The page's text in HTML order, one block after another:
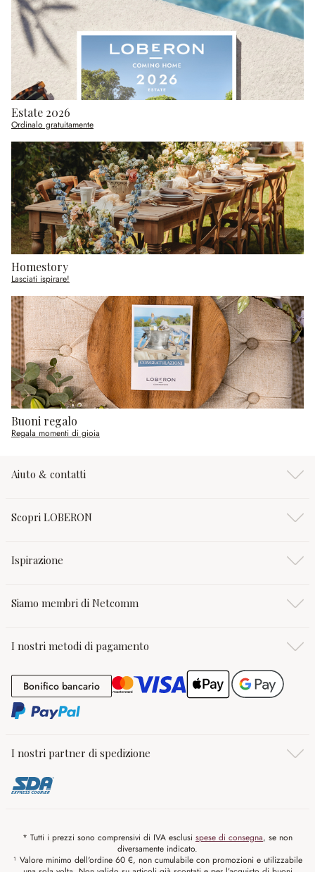
Estate 2026
Ordinalo gratuitamente
Homestory
Lasciati ispirare!
Buoni regalo
Regala momenti di gioia
Aiuto & contatti
Scopri LOBERON
Ispirazione
Siamo membri di Netcomm
I nostri metodi di pagamento
Bonifico bancarioBonifico bancario
I nostri partner di spedizione
* Tutti i prezzi sono comprensivi di IVA esclusi spese di consegna, se non
diversamente indicato.
¹ Valore minimo dell'ordine 60 €, non cumulabile con promozioni e utilizzabile